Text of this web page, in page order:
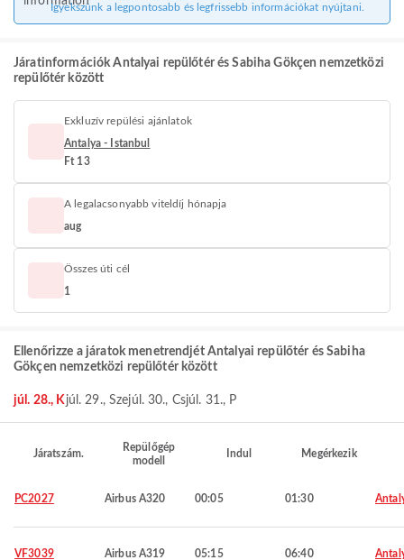
Igyekszünk a legpontosabb és legfrissebb információkat nyújtani.
Járatinformációk Antalyai repülőtér és Sabiha Gökçen nemzetközi
repülőtér között
Exkluzív repülési ajánlatok
Antalya - Istanbul
Ft 13
A legalacsonyabb viteldíj hónapja
aug
Összes úti cél
1
Ellenőrizze a járatok menetrendjét Antalyai repülőtér és Sabiha
Gökçen nemzetközi repülőtér között
júl. 28., Kjúl. 29., Szejúl. 30., Csjúl. 31., P
Járatszám.
Repülőgép
modell
Indul Megérkezik
PC2027 Airbus A320 00:05 01:30
VF3039 Airbus A319 05:15 06:40